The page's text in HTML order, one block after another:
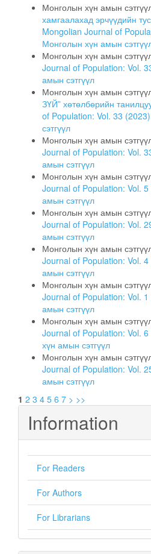
Монголын хүн амын
хамгаалахад эрчүүдийн
Mongolian Journal of
Монголын хүн амын
Монголын хүн амын
Journal of Population: Vol.
амын сэтгүүл
Монголын хүн амын
ЗҮЙ” хөтөлбөрийн
of Population: Vol. 33
сэтгүүл
Монголын хүн амын
Journal of Population: Vol.
амын сэтгүүл
Монголын хүн амын
Journal of Population: Vol.
амын сэтгүүл
Монголын хүн амын
Journal of Population: Vol.
амын сэтгүүл
Монголын хүн амын
Journal of Population: Vol.
амын сэтгүүл
Монголын хүн амын
Journal of Population: Vol.
амын сэтгүүл
Монголын хүн амын
Journal of Population: Vol.
хүн амын сэтгүүл
Монголын хүн амын
Journal of Population: Vol.
амын сэтгүүл
1 2 3 4 5 6 7 > >>
Information
For Readers
For Authors
For Librarians